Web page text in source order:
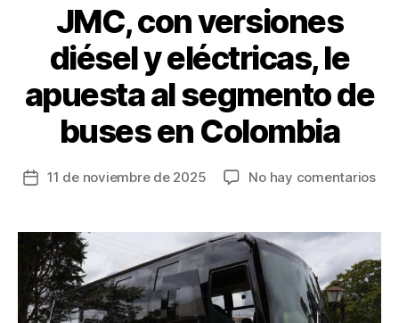
JMC, con versiones
diésel y eléctricas, le
apuesta al segmento de
buses en Colombia
Fecha
entrada
11 de noviembre de 2025 No hay comentariosen
y
le